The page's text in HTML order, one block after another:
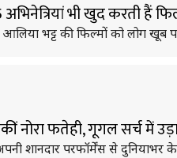
अभिनेत्रियां भी खुद करती हैं
आलिया भट्ट की फिल्मों को लोग खूब
नोरा फतेही, गूगल सर्च में
शानदार परफॉर्मेंस से दुनियाभर